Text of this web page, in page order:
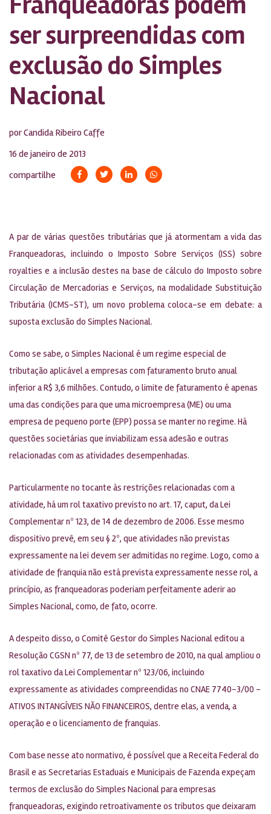
ser surpreendidas com
exclusão do Simples
Nacional
por Candida Ribeiro Caffe
16 de janeiro de 2013
compartilhe
A par de várias questões tributárias que já atormentam a vida das
Franqueadoras, incluindo o Imposto Sobre Serviços (ISS) sobre
royalties e a inclusão destes na base de cálculo do Imposto sobre
Circulação de Mercadorias e Serviços, na modalidade Substituição
Tributária (ICMS-ST), um novo problema coloca-se em debate: a
suposta exclusão do Simples Nacional.
Como se sabe, o Simples Nacional é um regime especial de
tributação aplicável a empresas com faturamento bruto anual
inferior a R$ 3,6 milhões. Contudo, o limite de faturamento é apenas
uma das condições para que uma microempresa (ME) ou uma
empresa de pequeno porte (EPP) possa se manter no regime. Há
questões societárias que inviabilizam essa adesão e outras
relacionadas com as atividades desempenhadas.
Particularmente no tocante às restrições relacionadas com a
atividade, há um rol taxativo previsto no art. 17, caput, da Lei
Complementar nº 123, de 14 de dezembro de 2006. Esse mesmo
dispositivo prevê, em seu § 2º, que atividades não previstas
expressamente na lei devem ser admitidas no regime. Logo, como a
atividade de franquia não está prevista expressamente nesse rol, a
princípio, as franqueadoras poderiam perfeitamente aderir ao
Simples Nacional, como, de fato, ocorre.
A despeito disso, o Comitê Gestor do Simples Nacional editou a
Resolução CGSN nº 77, de 13 de setembro de 2010, na qual ampliou o
rol taxativo da Lei Complementar nº 123/06, incluindo
expressamente as atividades compreendidas no CNAE 7740-3/00 –
ATIVOS INTANGÍVEIS NÃO FINANCEIROS, dentre elas, a venda, a
operação e o licenciamento de franquias.
Com base nesse ato normativo, é possível que a Receita Federal do
Brasil e as Secretarias Estaduais e Municipais de Fazenda expeçam
termos de exclusão do Simples Nacional para empresas
franqueadoras, exigindo retroativamente os tributos que deixaram